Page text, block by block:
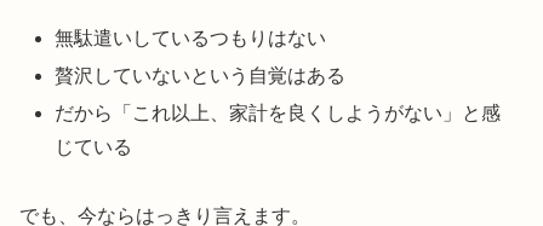
無駄遣いしているつもりはない
贅沢していないという自覚はある
だから「これ以上、家計を良くしようがない」と感
じている
でも、今ならはっきり言えます。